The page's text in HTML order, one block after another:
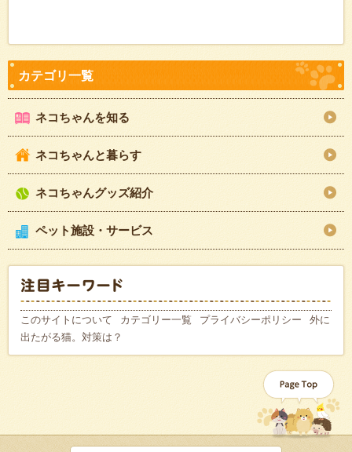
ネコちゃんを知る
ネコちゃんと暮らす
ネコちゃんグッズ紹介
ペット施設・サービス
このサイトについて カテゴリー一覧 プライバシーポリシー
外に
出たがる猫。対策は？